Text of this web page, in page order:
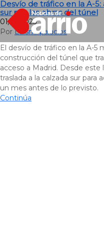
Desvío de tráfico en la A-
sur por las obras del túnel
01/12/2025
PorLuismi palacios
El desvío de tráfico en la A-5
construcción del túnel que
acceso a Madrid. Desde este
traslada a la calzada sur para
un mes antes de lo previsto.
Continúa